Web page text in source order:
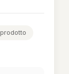
prodotto